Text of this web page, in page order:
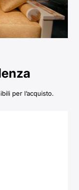
per l’acquisto.